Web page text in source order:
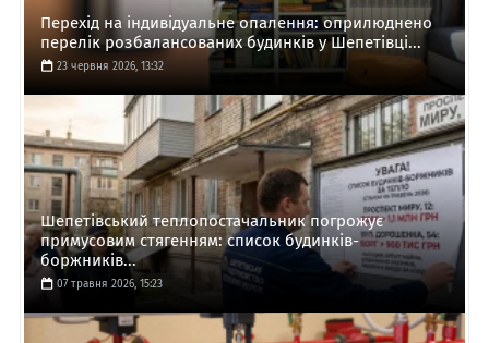
Перехід на індивідуальне опалення: оприлюднено
перелік розбалансованих будинків у Шепетівці...
23 червня 2026, 13:32
Шепетівський теплопостачальник погрожує
примусовим стягенням: список будинків-
боржників...
07 травня 2026, 15:23